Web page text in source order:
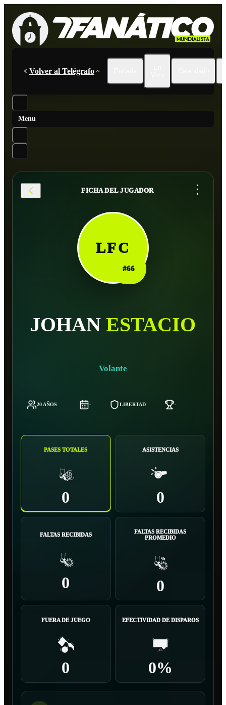
Volver al Telégrafo
Menu
FICHA DEL JUGADOR ...
LFC
#66
JOHAN ESTACIO
Volante
20 AÑOS - LIBERTAD -
PASES TOTALES
0
ASISTENCIAS
0
FALTAS RECIBIDAS
0
FALTAS RECIBIDAS
PROMEDIO
0
FUERA DE JUEGO
0
EFECTIVIDAD DE DISPAROS
0%